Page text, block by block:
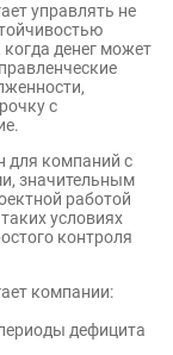
управлять не
денег может
с
для компаний с
значительным
работой
условиях
контроля
компании:
дефицита